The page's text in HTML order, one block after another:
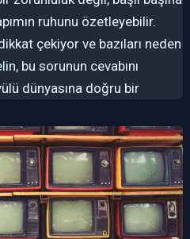
ruhunu özetleyebilir.
çekiyor ve bazıları neden
bu sorunun cevabını
dünyasına doğru bir